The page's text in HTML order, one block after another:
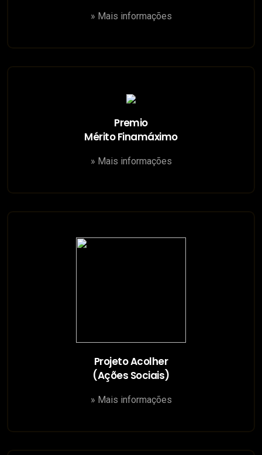
» Mais informações
Premio
Mérito Finamáximo
» Mais informações
Projeto Acolher
(Ações Sociais)
» Mais informações